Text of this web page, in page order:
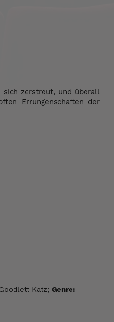
sich zerstreut, und überall
Errungenschaften der
Katz; Genre: